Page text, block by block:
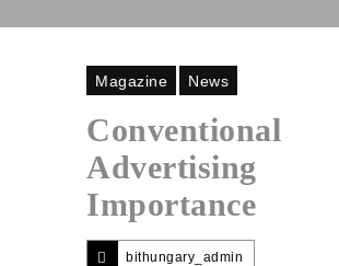
Magazine News
Conventional
Advertising
Importance
bithungary_admin